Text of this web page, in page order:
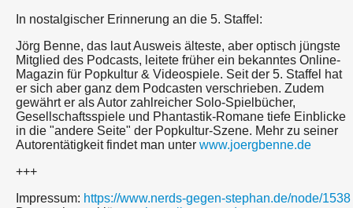
In nostalgischer Erinnerung an die 5. Staffel:
Jörg Benne, das laut Ausweis älteste, aber optisch jüngste
Mitglied des Podcasts, leitete früher ein bekanntes Online-
Magazin für Popkultur & Videospiele. Seit der 5. Staffel hat
er sich aber ganz dem Podcasten verschrieben. Zudem
gewährt er als Autor zahlreicher Solo-Spielbücher,
Gesellschaftsspiele und Phantastik-Romane tiefe Einblicke
in die "andere Seite" der Popkultur-Szene. Mehr zu seiner
Autorentätigkeit findet man unter www.joergbenne.de
+++
Impressum: https://www.nerds-gegen-stephan.de/node/1538